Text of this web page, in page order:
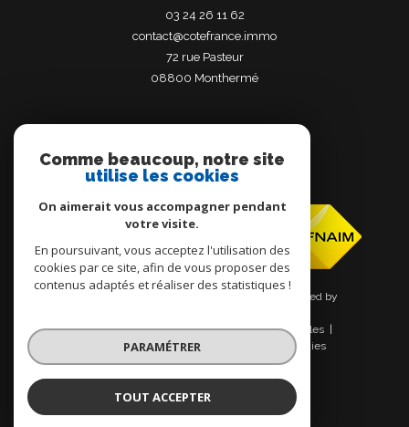
03 24 26 11 62
contact@cotefrance.immo
72 rue Pasteur
08800
monthermé
Adhérents
© 2026 | Tous droits réservés | Traduction powered by
Nos honoraires
Plan du site
Mentions légales
Nos liens Politique RGPD Cookies
Comme beaucoup, notre site
utilise les cookies
On aimerait vous accompagner pendant
votre visite.
En poursuivant, vous acceptez l'utilisation des
cookies par ce site, afin de vous proposer des
contenus adaptés et réaliser des statistiques !
PARAMÉTRER
TOUT ACCEPTER